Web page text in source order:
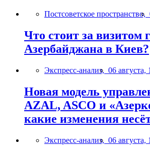
Постсоветское пространство,
Что стоит за
Азербайджана в Киев?
Экспресс-анализ, 06 августа,
Новая модель
AZAL, ASCO и
какие изменения
Экспресс-анализ, 06 августа,